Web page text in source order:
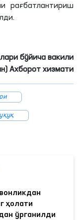
рағбатлантириш
бўйича вакили
Ахборот хизмати
ҳолати
ўрганилди